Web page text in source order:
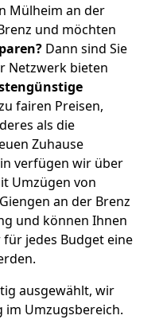
Mülheim an der
und möchten
Dann sind Sie
Netzwerk bieten
fairen Preisen,
als die
Zuhause
verfügen wir über
Umzügen von
an der Brenz
und können Ihnen
jedes Budget eine
ausgewählt, wir
im Umzugsbereich.